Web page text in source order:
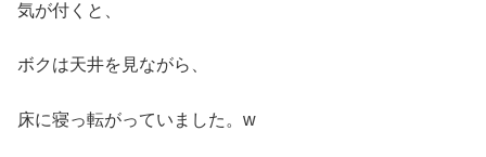
気が付くと、
ボクは天井を見ながら、
床に寝っ転がっていました。w